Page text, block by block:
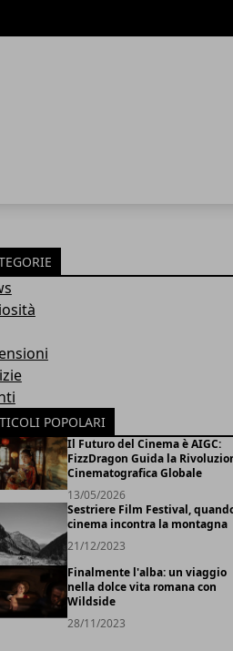
POPOLARI
Il Futuro del Cinema è AIGC:
FizzDragon Guida la
Cinematografica Globale
13/05/2026
Sestriere Film Festival,
cinema incontra la montagna
21/12/2023
Finalmente l'alba: un viaggio
nella dolce vita romana con
Wildside
28/11/2023